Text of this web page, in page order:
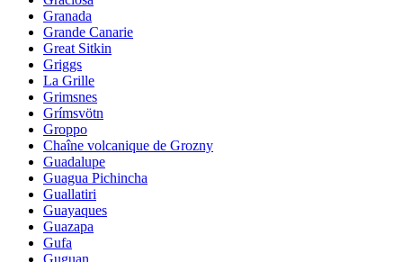
Granada
Grande Canarie
Great Sitkin
Griggs
La Grille
Grimsnes
Grímsvötn
Groppo
Chaîne volcanique de Grozny
Guadalupe
Guagua Pichincha
Guallatiri
Guayaques
Guazapa
Gufa
Guguan